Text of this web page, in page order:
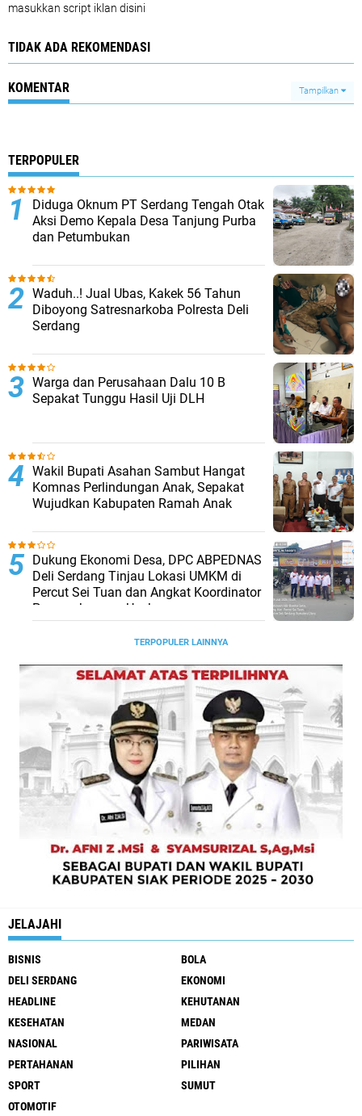
masukkan script iklan disini
TIDAK ADA REKOMENDASI
KOMENTAR Tampilkan
TERPOPULER
Diduga Oknum PT Serdang Tengah Otak
Aksi Demo Kepala Desa Tanjung Purba
dan Petumbukan
Waduh..! Jual Ubas, Kakek 56 Tahun
Diboyong Satresnarkoba Polresta Deli
Serdang
Warga dan Perusahaan Dalu 10 B
Sepakat Tunggu Hasil Uji DLH
Wakil Bupati Asahan Sambut Hangat
Komnas Perlindungan Anak, Sepakat
Wujudkan Kabupaten Ramah Anak
Dukung Ekonomi Desa, DPC ABPEDNAS
Deli Serdang Tinjau Lokasi UMKM di
Percut Sei Tuan dan Angkat Koordinator
Pengembangan Usaha
TERPOPULER LAINNYA
JELAJAHI
BISNIS
BOLA
DELI SERDANG
EKONOMI
HEADLINE
KEHUTANAN
KESEHATAN
MEDAN
NASIONAL
PARIWISATA
PERTAHANAN
PILIHAN
SPORT
SUMUT
OTOMOTIF